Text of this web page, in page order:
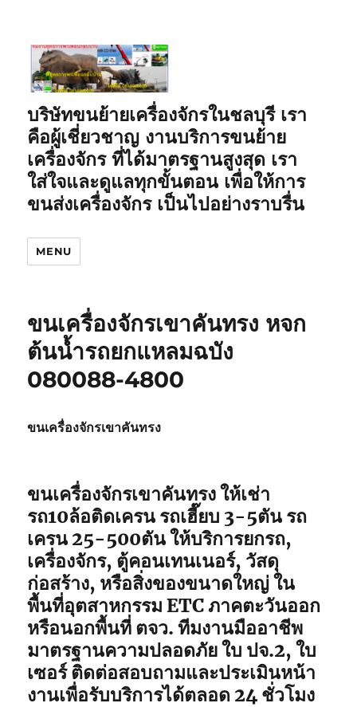
บริษัทขนย้ายเครื่องจักรในชลบุรี เรา
คือผู้เชี่ยวชาญ งานบริการขนย้าย
เครื่องจักร ที่ได้มาตรฐานสูงสุด เรา
ใส่ใจและดูแลทุกขั้นตอน เพื่อให้การ
ขนส่งเครื่องจักร เป็นไปอย่างราบรื่น
MENU
ขนเครื่องจักรเขาคันทรง หจก
ต้นน้ำรถยกแหลมฉบัง
080088-4800
ขนเครื่องจักรเขาคันทรง
ขนเครื่องจักรเขาคันทรง ให้เช่า
รถ10ล้อติดเครน รถเฮี๊ยบ 3-5ตัน รถ
เครน 25-500ตัน ให้บริการยกรถ,
เครื่องจักร, ตู้คอนเทนเนอร์, วัสดุ
ก่อสร้าง, หรือสิ่งของขนาดใหญ่ ใน
พื้นที่อุตสาหกรรม ETC ภาคตะวันออก
หรือนอกพื้นที่ ตจว. ทีมงานมืออาชีพ
มาตรฐานความปลอดภัย ใบ ปจ.2, ใบ
เซอร์ ติดต่อสอบถามและประเมินหน้า
งานเพื่อรับบริการได้ตลอด 24 ชั่วโมง